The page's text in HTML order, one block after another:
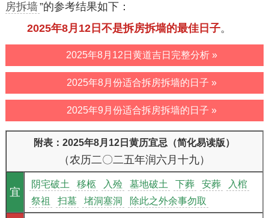
房拆墙”的参考结果如下：
2025年8月12日不是拆房拆墙的最佳日子。
2025年8月12日黄道吉日完整分析 »
2025年8月份适合拆房拆墙的日子 »
2025年9月份适合拆房拆墙的日子 »
附表：2025年8月12日黄历宜忌（简化易读版）
（农历二〇二五年润六月十九）
宜
阴宅破土 移柩 入殓 墓地破土 下葬 安葬
入棺
祭祖
扫墓 堵洞塞洞
除此之外余事勿取